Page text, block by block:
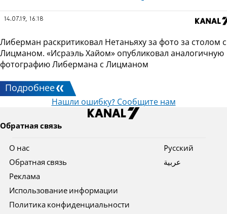
14.07.19, 16:18
Либерман раскритиковал Нетаньяху за фото за столом с
Лицманом. «Исраэль Хайом» опубликовал аналогичную
фотографию Либермана с Лицманом
Подробнее
Нашли ошибку? Сообщите нам
Обратная связь
О нас
Обратная связь
Реклама
Использование информации
Политика конфиденциальности
Pусский
عربية